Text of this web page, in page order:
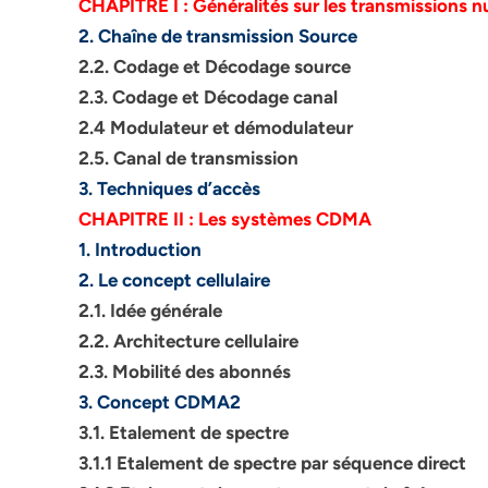
CHAPITRE I : Généralités sur les transmissions
2. Chaîne de transmission Source
2.2. Codage et Décodage source
2.3. Codage et Décodage canal
2.4 Modulateur et démodulateur
2.5. Canal de transmission
3. Techniques d’accès
CHAPITRE II : Les systèmes CDMA
1. Introduction
2. Le concept cellulaire
2.1. Idée générale
2.2. Architecture cellulaire
2.3. Mobilité des abonnés
3. Concept CDMA2
3.1. Etalement de spectre
3.1.1 Etalement de spectre par séquence direct